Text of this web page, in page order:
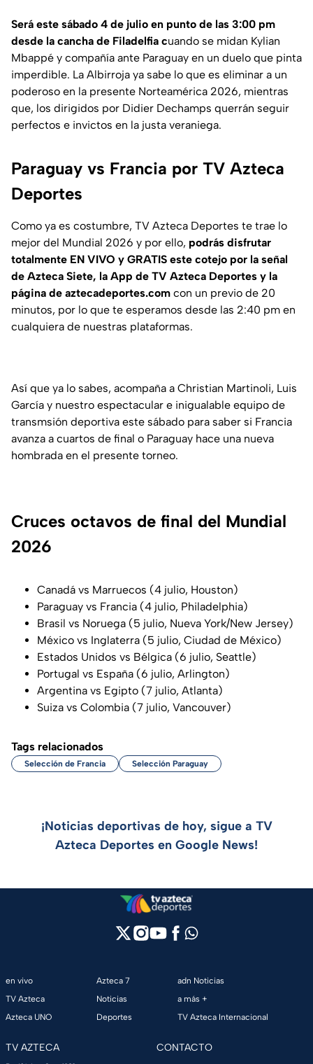
Será este sábado 4 de julio en punto de las 3:00 pm
desde la cancha de Filadelfia cuando se midan Kylian
Mbappé y compañía ante Paraguay en un duelo que pinta
imperdible. La Albirroja ya sabe lo que es eliminar a un
poderoso en la presente Norteamérica 2026, mientras
que, los dirigidos por Didier Dechamps querrán seguir
perfectos e invictos en la justa veraniega.
Paraguay vs Francia por TV Azteca
Deportes
Como ya es costumbre, TV Azteca Deportes te trae lo
mejor del Mundial 2026 y por ello, podrás disfrutar
totalmente EN VIVO y GRATIS este cotejo por la señal
de Azteca Siete, la App de TV Azteca Deportes y la
página de aztecadeportes.com con un previo de 20
minutos, por lo que te esperamos desde las 2:40 pm en
cualquiera de nuestras plataformas.
Así que ya lo sabes, acompaña a Christian Martinoli, Luis
García y nuestro espectacular e inigualable equipo de
transmsión deportiva este sábado para saber si Francia
avanza a cuartos de final o Paraguay hace una nueva
hombrada en el presente torneo.
Cruces octavos de final del Mundial
2026
Canadá vs Marruecos (4 julio, Houston)
Paraguay vs Francia (4 julio, Philadelphia)
Brasil vs Noruega (5 julio, Nueva York/New Jersey)
México vs Inglaterra (5 julio, Ciudad de México)
Estados Unidos vs Bélgica (6 julio, Seattle)
Portugal vs España (6 julio, Arlington)
Argentina vs Egipto (7 julio, Atlanta)
Suiza vs Colombia (7 julio, Vancouver)
Tags relacionados
Selección de Francia Selección Paraguay
¡Noticias deportivas de hoy, sigue a TV
Azteca Deportes en Google News!
en vivo
TV Azteca
Azteca UNO
Azteca 7
Noticias
Deportes
adn Noticias
a más +
TV Azteca Internacional
TV AZTECA CONTACTO